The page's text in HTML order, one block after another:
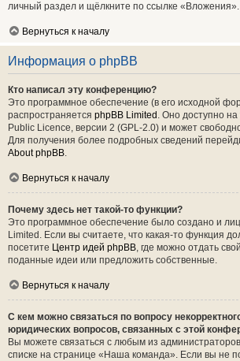
личный раздел и щёлкните по ссылке «Вложения».
Вернуться к началу
Информация о phpBB
Кто написал эту конференцию?
Это программное обеспечение (в его исходной
распространяется phpBB Limited . Оно доступно на
Public Licence, версии 2 (GPL-2.0) и может
Для получения более подробных сведений
About phpBB.
Вернуться к началу
Почему здесь нет такой-то функции?
Это программное обеспечение было создано и
Limited. Если вы считаете, что какая-то функция
посетите Центр идей phpBB, где можно отдать
поданные идеи или предложить собственные.
Вернуться к началу
С кем можно связаться по вопросу
юридических вопросов, связанных с этой
Вы можете связаться с любым из
списке на странице «Наша команда». Если вы не